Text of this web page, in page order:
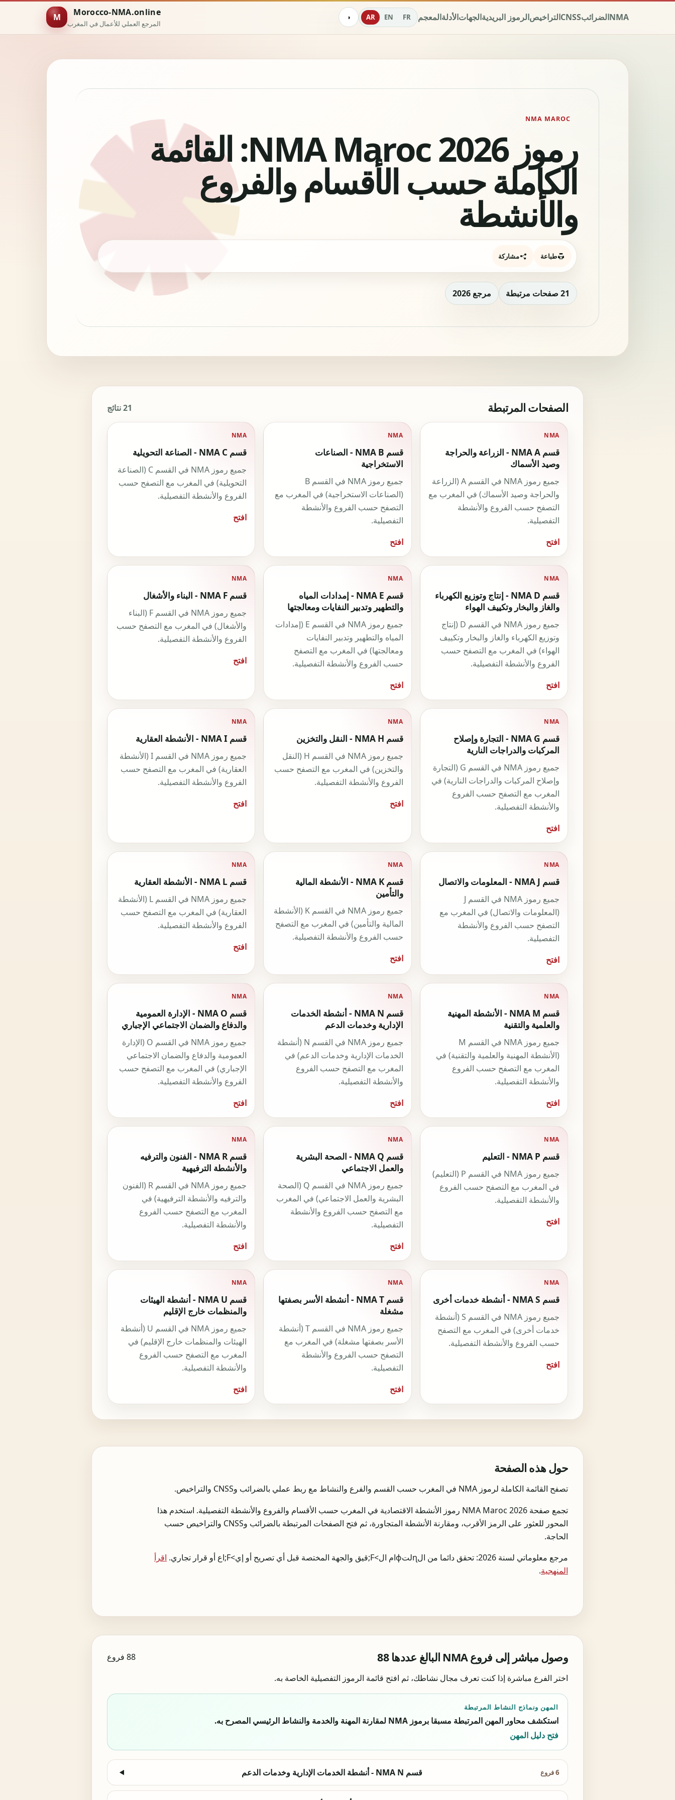
M Morocco-NMA.online
المرجع العملي للأعمال في المغرب
NMAالضرائبCNSSالتراخيصالرموز البريديةالجهاتالأدلةالمعجم FR
EN
AR
◑
NMA MAROC
رموز NMA Maroc 2026: القائمة
الكاملة حسب الأقسام والفروع
والأنشطة
طباعة مشاركة
21 صفحات مرتبطة مرجع 2026
الصفحات المرتبطة 21 نتائج
NMA
قسم NMA A - الزراعة والحراجة
وصيد الأسماك
جميع رموز NMA في القسم A (الزراعة
والحراجة وصيد الأسماك) في المغرب مع
التصفح حسب الفروع والأنشطة
التفصيلية.
افتح
NMA
قسم NMA B - الصناعات
الاستخراجية
جميع رموز NMA في القسم B
(الصناعات الاستخراجية) في المغرب مع
التصفح حسب الفروع والأنشطة
التفصيلية.
افتح
NMA
قسم NMA C - الصناعة التحويلية
جميع رموز NMA في القسم C (الصناعة
التحويلية) في المغرب مع التصفح حسب
الفروع والأنشطة التفصيلية.
افتح
NMA
قسم NMA D - إنتاج وتوزيع الكهرباء
والغاز والبخار وتكييف الهواء
جميع رموز NMA في القسم D (إنتاج
وتوزيع الكهرباء والغاز والبخار وتكييف
الهواء) في المغرب مع التصفح حسب
الفروع والأنشطة التفصيلية.
افتح
NMA
قسم NMA E - إمدادات المياه
والتطهير وتدبير النفايات ومعالجتها
جميع رموز NMA في القسم E (إمدادات
المياه والتطهير وتدبير النفايات
ومعالجتها) في المغرب مع التصفح
حسب الفروع والأنشطة التفصيلية.
افتح
NMA
قسم NMA F - البناء والأشغال
جميع رموز NMA في القسم F (البناء
والأشغال) في المغرب مع التصفح حسب
الفروع والأنشطة التفصيلية.
افتح
NMA
قسم NMA G - التجارة وإصلاح
المركبات والدراجات النارية
جميع رموز NMA في القسم G (التجارة
وإصلاح المركبات والدراجات النارية) في
المغرب مع التصفح حسب الفروع
والأنشطة التفصيلية.
افتح
NMA
قسم NMA H - النقل والتخزين
جميع رموز NMA في القسم H (النقل
والتخزين) في المغرب مع التصفح حسب
الفروع والأنشطة التفصيلية.
افتح
NMA
قسم NMA I - الأنشطة العقارية
جميع رموز NMA في القسم I (الأنشطة
العقارية) في المغرب مع التصفح حسب
الفروع والأنشطة التفصيلية.
افتح
NMA
قسم NMA J - المعلومات والاتصال
جميع رموز NMA في القسم J
(المعلومات والاتصال) في المغرب مع
التصفح حسب الفروع والأنشطة
التفصيلية.
افتح
NMA
قسم NMA K - الأنشطة المالية
والتأمين
جميع رموز NMA في القسم K (الأنشطة
المالية والتأمين) في المغرب مع التصفح
حسب الفروع والأنشطة التفصيلية.
افتح
NMA
قسم NMA L - الأنشطة العقارية
جميع رموز NMA في القسم L (الأنشطة
العقارية) في المغرب مع التصفح حسب
الفروع والأنشطة التفصيلية.
افتح
NMA
قسم NMA M - الأنشطة المهنية
والعلمية والتقنية
جميع رموز NMA في القسم M
(الأنشطة المهنية والعلمية والتقنية) في
المغرب مع التصفح حسب الفروع
والأنشطة التفصيلية.
افتح
NMA
قسم NMA N - أنشطة الخدمات
الإدارية وخدمات الدعم
جميع رموز NMA في القسم N (أنشطة
الخدمات الإدارية وخدمات الدعم) في
المغرب مع التصفح حسب الفروع
والأنشطة التفصيلية.
افتح
NMA
قسم NMA O - الإدارة العمومية
والدفاع والضمان الاجتماعي الإجباري
جميع رموز NMA في القسم O (الإدارة
العمومية والدفاع والضمان الاجتماعي
الإجباري) في المغرب مع التصفح حسب
الفروع والأنشطة التفصيلية.
افتح
NMA
قسم NMA P - التعليم
جميع رموز NMA في القسم P (التعليم)
في المغرب مع التصفح حسب الفروع
والأنشطة التفصيلية.
افتح
NMA
قسم NMA Q - الصحة البشرية
والعمل الاجتماعي
جميع رموز NMA في القسم Q (الصحة
البشرية والعمل الاجتماعي) في المغرب
مع التصفح حسب الفروع والأنشطة
التفصيلية.
افتح
NMA
قسم NMA R - الفنون والترفيه
والأنشطة الترفيهية
جميع رموز NMA في القسم R (الفنون
والترفيه والأنشطة الترفيهية) في
المغرب مع التصفح حسب الفروع
والأنشطة التفصيلية.
افتح
NMA
قسم NMA S - أنشطة خدمات أخرى
جميع رموز NMA في القسم S (أنشطة
خدمات أخرى) في المغرب مع التصفح
حسب الفروع والأنشطة التفصيلية.
افتح
NMA
قسم NMA T - أنشطة الأسر بصفتها
مشغلة
جميع رموز NMA في القسم T (أنشطة
الأسر بصفتها مشغلة) في المغرب مع
التصفح حسب الفروع والأنشطة
التفصيلية.
افتح
NMA
قسم NMA U - أنشطة الهيئات
والمنظمات خارج الإقليم
جميع رموز NMA في القسم U (أنشطة
الهيئات والمنظمات خارج الإقليم) في
المغرب مع التصفح حسب الفروع
والأنشطة التفصيلية.
افتح
حول هذه الصفحة
تصفح القائمة الكاملة لرموز NMA في المغرب حسب القسم والفرع والنشاط مع ربط عملي بالضرائب وCNSS والتراخيص.
تجمع صفحة NMA Maroc 2026 رموز الأنشطة الاقتصادية في المغرب حسب الأقسام والفروع والأنشطة التفصيلية. استخدم هذا
المحور للعثور على الرمز الأقرب، ومقارنة الأنشطة المتجاورة، ثم فتح الصفحات المرتبطة بالضرائب وCNSS والتراخيص حسب
الحاجة.
مرجع معلوماتي لسنة 2026: تحقق دائما من الɳلتɸام ال>F;قيق والجهة المختصة قبل أي تصريح أو إي>F;اع أو قرار تجاري.
اقرأ
المنهجية.
وصول مباشر إلى فروع NMA البالغ عددها 88
88 فروع
اختر الفرع مباشرة إذا كنت تعرف مجال نشاطك، ثم افتح قائمة الرموز التفصيلية الخاصة به.
المهن ونماذج النشاط المرتبطة
استكشف محاور المهن المرتبطة مسبقا برموز NMA لمقارنة المهنة والخدمة والنشاط الرئيسي المصرح به.
فتح دليل المهن
قسم NMA N - أنشطة الخدمات الإدارية وخدمات الدعم 6 فروع